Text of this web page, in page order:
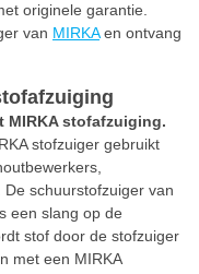
originele garantie.
van MIRKAen ontvang
MIRKA stofafzuiging.
stofzuiger gebruikt
schuurstofzuiger van
een slang op de
stof door de stofzuiger
met een MIRKA